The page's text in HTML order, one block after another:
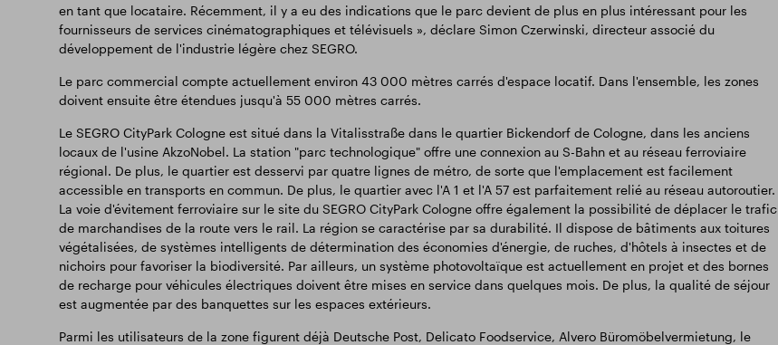
en tant que locataire. Récemment, il y a eu des indications que le parc devient de plus en plus intéressant pour les
fournisseurs de services cinématographiques et télévisuels », déclare Simon Czerwinski, directeur associé du
développement de l'industrie légère chez SEGRO.
Le parc commercial compte actuellement environ 43 000 mètres carrés d'espace locatif. Dans l'ensemble, les zones
doivent ensuite être étendues jusqu'à 55 000 mètres carrés.
Le SEGRO CityPark Cologne est situé dans la Vitalisstraße dans le quartier Bickendorf de Cologne, dans les anciens
locaux de l'usine AkzoNobel. La station "parc technologique" offre une connexion au S-Bahn et au réseau ferroviaire
régional. De plus, le quartier est desservi par quatre lignes de métro, de sorte que l'emplacement est facilement
accessible en transports en commun. De plus, le quartier avec l'A 1 et l'A 57 est parfaitement relié au réseau autoroutier.
La voie d'évitement ferroviaire sur le site du SEGRO CityPark Cologne offre également la possibilité de déplacer le trafic
de marchandises de la route vers le rail. La région se caractérise par sa durabilité. Il dispose de bâtiments aux toitures
végétalisées, de systèmes intelligents de détermination des économies d'énergie, de ruches, d'hôtels à insectes et de
nichoirs pour favoriser la biodiversité. Par ailleurs, un système photovoltaïque est actuellement en projet et des bornes
de recharge pour véhicules électriques doivent être mises en service dans quelques mois. De plus, la qualité de séjour
est augmentée par des banquettes sur les espaces extérieurs.
Parmi les utilisateurs de la zone figurent déjà Deutsche Post, Delicato Foodservice, Alvero Büromöbelvermietung, le